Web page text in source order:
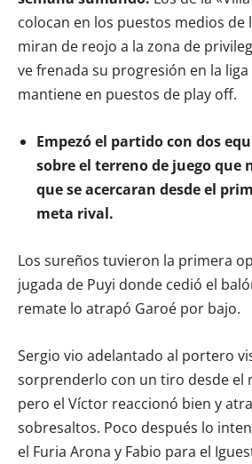
colocan en los puestos medios de
miran de reojo a la zona de
ve frenada su progresión en la
mantiene en puestos de play off.
Empezó el partido con dos
sobre el terreno de juego que
que se acercaran desde el
meta rival.
Los sureños tuvieron la primera
jugada de Puyi donde cedió el
remate lo atrapó Garoé por bajo.
Sergio vio adelantado al portero
sorprenderlo con un tiro desde el
pero el Víctor reaccionó bien y
sobresaltos. Poco después lo
el Furia Arona y Fabio para el